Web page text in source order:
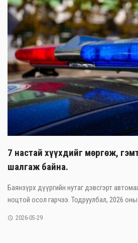
7 настай хүүхдийг мөргөж,
шалгаж байна.
Баянзүрх дүүргийн нутаг дэвсгэрт
ноцтой осол гарчээ. Тодруулбал, 2026
2026-05-29